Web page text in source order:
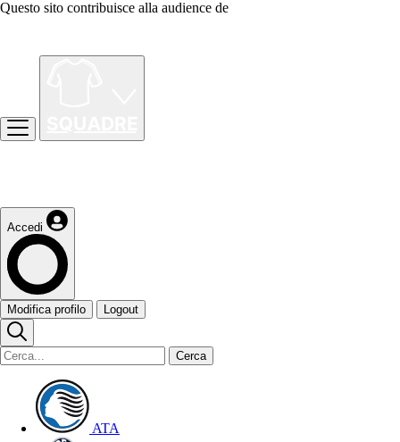
Questo sito contribuisce alla audience de
Accedi
Modifica profilo Logout
Cerca
ATA